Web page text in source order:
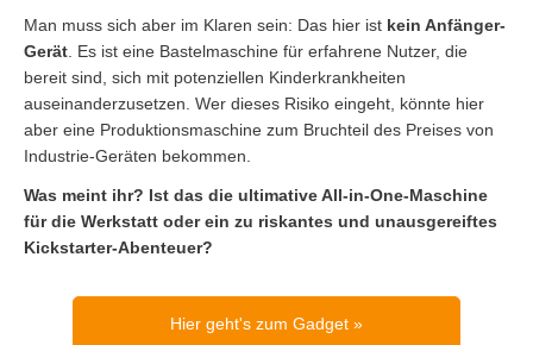
Man muss sich aber im Klaren sein: Das hier ist kein Anfänger-
Gerät. Es ist eine Bastelmaschine für erfahrene Nutzer, die
bereit sind, sich mit potenziellen Kinderkrankheiten
auseinanderzusetzen. Wer dieses Risiko eingeht, könnte hier
aber eine Produktionsmaschine zum Bruchteil des Preises von
Industrie-Geräten bekommen.
Was meint ihr? Ist das die ultimative All-in-One-Maschine
für die Werkstatt oder ein zu riskantes und unausgereiftes
Kickstarter-Abenteuer?
Hier geht's zum Gadget